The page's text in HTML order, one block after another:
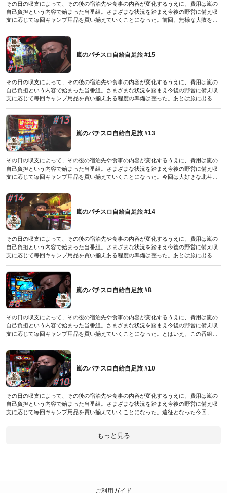
その日の収支によって、その後の宿泊先や食事の内容が変化するうえに、費用は嵐の
自己負担という内容で始まった当番組。さまざまな状況を踏まえ今後の野営に備え収
支に応じて毎回キャンプ用品を買い揃えていくことになった。前回、無様な大敗を喫
るほど楽しめる嵐好みの当該機種。好きこそ物の上手なれとはよく言ったもので、上
手く噛み合う展開で久々の大勝利となったのか!?
（パチスロ必勝本極2021年5月号付録DVDに収録されたものです／2021年4月7日発売
号）
嵐のパチスロ自給自足旅 #15
その日の収支によって、その後の宿泊先や食事の内容が変化するうえに、費用は嵐の
自己負担という内容で始まった当番組。さまざまな状況を踏まえ今後の野営に備え収
支に応じて毎回キャンプ用品を買い揃えある程度の準備は整った。あとは旅に出るだ
ールはストックしていく。前回敗北し野営ストック１個となった嵐は、朝イチのスタ
ートダッシュに成功。番長3で今までの負債を返済できるのか?
（パチスロ必勝本極2021年8月号付録DVDに収録されたものです／2021年7月7日発売
号）
嵐のパチスロ自給自足旅 #13
その日の収支によって、その後の宿泊先や食事の内容が変化するうえに、費用は嵐の
自己負担という内容で始まった当番組。さまざまな状況を踏まえ今後の野営に備え収
支に応じて毎回キャンプ用品を買い揃えていくことになった。今回は大好きな北斗宿
略していく(笑)。激闘を制する者は北斗宿命を制す…当たり前のことを言っているよ
うな気もするが今回の嵐は一味違う!?
（パチスロ必勝本極2021年6月号付録DVDに収録されたものです／2021年5月7日発売
号）
嵐のパチスロ自給自足旅 #14
その日の収支によって、その後の宿泊先や食事の内容が変化するうえに、費用は嵐の
自己負担という内容で始まった当番組。さまざまな状況を踏まえ今後の野営に備え収
支に応じて毎回キャンプ用品を買い揃えある程度の準備は整った。あとは旅に出るだ
ールはストックしていく。今回負ければ一発目の旅は自足確定。何としても勝ちたい
嵐に朝イチ、番長3で千載一遇のチャンスが到来!?
（パチスロ必勝本極2021年7月号付録DVDに収録されたものです／2021年6月7日発売
号）
嵐のパチスロ自給自足旅 #8
その日の収支によって、その後の宿泊先や食事の内容が変化するうえに、費用は嵐の
自己負担という内容で始まった当番組。さまざまな状況を踏まえ今後の野営に備え収
支に応じて毎回キャンプ用品を買い揃えていくことになった。とはいえ、この番組で
さげ吉宗3で勝負するようだ。なにやら気合いでBIGを誘発させるらしいのだが、果た
してうまく運ぶのだろうか!?
（パチスロ必勝本極2021年1月号付録DVDに収録されたものです／2020年12月7日発
売号）
嵐のパチスロ自給自足旅 #10
その日の収支によって、その後の宿泊先や食事の内容が変化するうえに、費用は嵐の
自己負担という内容で始まった当番組。さまざまな状況を踏まえ今後の野営に備え収
支に応じて毎回キャンプ用品を買い揃えていくことになった。遠征となった今回、お
もっと見る
ご利用ガイド